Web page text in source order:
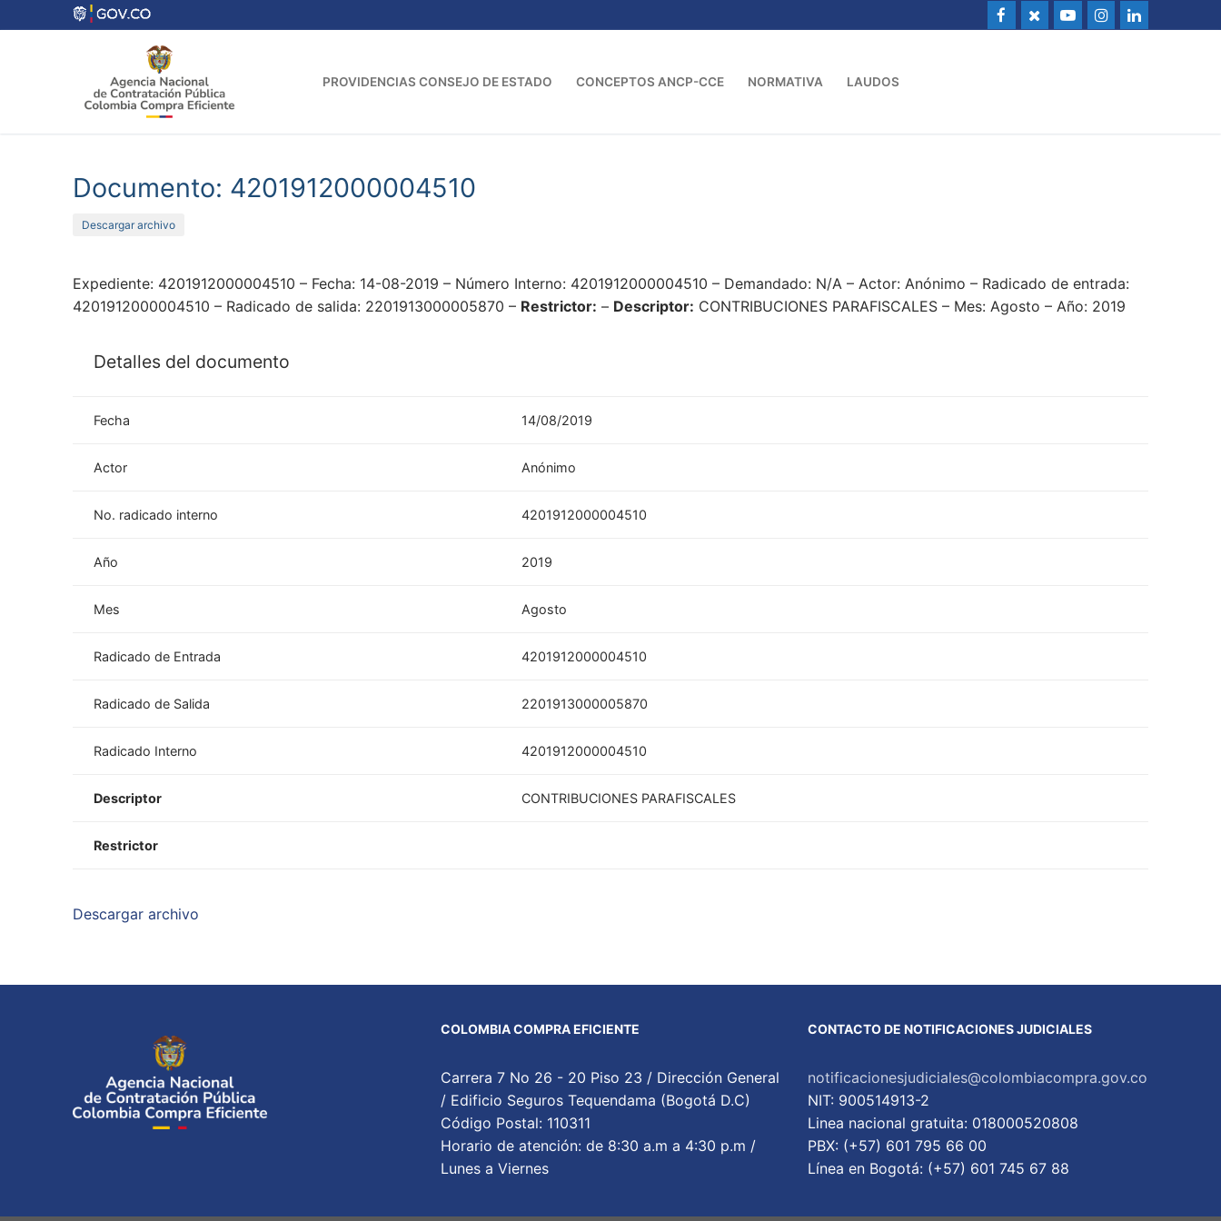
al
PROVIDENCIAS CONSEJO DE ESTADO CONCEPTOS ANCP-CCE NORMATIVA LAUDOS
Documento: 4201912000004510
Descargar archivo
Expediente: 4201912000004510 – Fecha: 14-08-2019 – Número Interno: 4201912000004510 – Demandado: N/A – Actor: Anónimo – Radicado de entrada:
4201912000004510 – Radicado de salida: 2201913000005870 – Restrictor: – Descriptor: CONTRIBUCIONES PARAFISCALES – Mes: Agosto – Año: 2019
Detalles del documento
Fecha 14/08/2019
Actor Anónimo
No. radicado interno 4201912000004510
Año 2019
Mes Agosto
Radicado de Entrada 4201912000004510
Radicado de Salida 2201913000005870
Radicado Interno 4201912000004510
Descriptor CONTRIBUCIONES PARAFISCALES
Restrictor
Descargar archivo
COLOMBIA COMPRA EFICIENTE
Carrera 7 No 26 - 20 Piso 23 / Dirección General
/ Edificio Seguros Tequendama (Bogotá D.C)
Código Postal: 110311
Horario de atención: de 8:30 a.m a 4:30 p.m /
Lunes a Viernes
CONTACTO DE NOTIFICACIONES JUDICIALES
notificacionesjudiciales@colombiacompra.gov.co
NIT: 900514913-2
Linea nacional gratuita: 018000520808
PBX: (+57) 601 795 66 00
Lí­nea en Bogotá: (+57) 601 745 67 88